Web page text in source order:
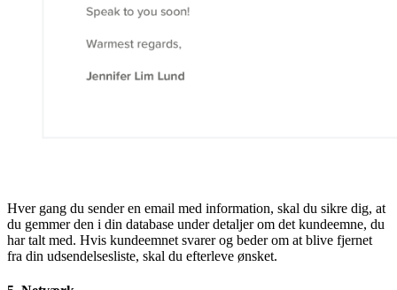
Hver gang du sender en email med information, skal du sikre dig, at
du gemmer den i din database under detaljer om det kundeemne, du
har talt med. Hvis kundeemnet svarer og beder om at blive fjernet
fra din udsendelsesliste, skal du efterleve ønsket.